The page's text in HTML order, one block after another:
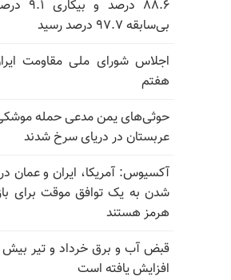
۸۸.۶
بی‌سابقه ۹۷.۷ درصد رسید
اجلاس شورای ملی مقاومت
هفتم
حوثی‌های یمن مدعی حمله
عربستان در دریای سرخ شدند
آکسیوس: آمریکا، ایران و عمان
شدن به یک توافق موقت برای
هرمز هستند
افزایش یافته است